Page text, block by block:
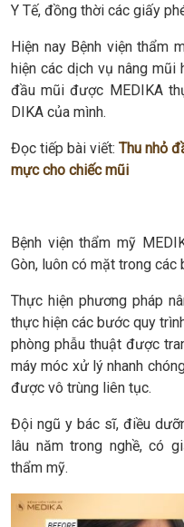
Y Tế, đồng thời các giấy
Hiện nay Bệnh viện thẩm
hiện các dịch vụ nâng mũi
đầu mũi được MEDIKA
DIKA của mình.
Đọc tiếp bài viết: Thu nhỏ
mực cho chiếc mũi
Bệnh viện thẩm mỹ
Gòn, luôn có mặt trong
Thực hiện phương pháp
thực hiện các bước quy
phòng phẫu thuật được
máy móc xử lý nhanh
được vô trùng liên tục.
Đội ngũ y bác sĩ, điều
lâu năm trong nghề, có
thẩm mỹ.